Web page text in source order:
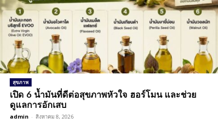
สุขภาพ
เปิด 6 น้ำมันที่ดีต่อสุขภาพหัวใจ ฮอร์โมน และช่วย
ดูแลการอักเสบ
admin - สิงหาคม 8, 2026